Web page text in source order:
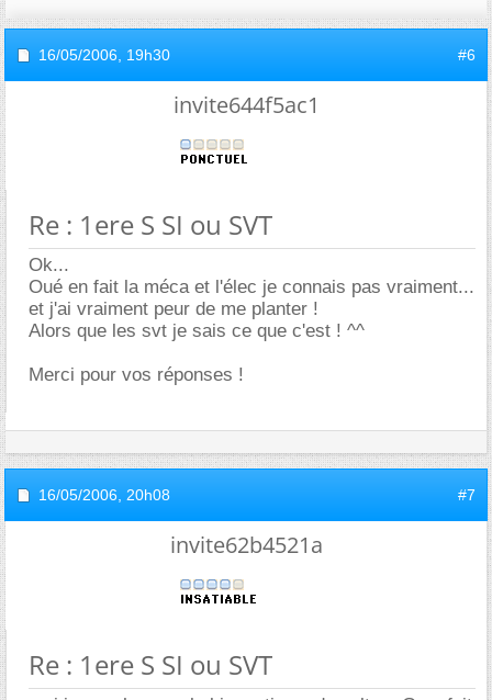
16/05/2006, 19h30 #6
invite644f5ac1
Re : 1ere S SI ou SVT
Ok...
Oué en fait la méca et l'élec je connais pas vraiment...
et j'ai vraiment peur de me planter !
Alors que les svt je sais ce que c'est ! ^^
Merci pour vos réponses !
16/05/2006, 20h08 #7
invite62b4521a
Re : 1ere S SI ou SVT